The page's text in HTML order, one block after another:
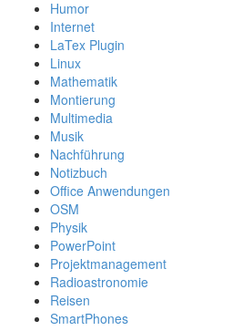
Humor
Internet
LaTex Plugin
Linux
Mathematik
Montierung
Multimedia
Musik
Nachführung
Notizbuch
Office Anwendungen
OSM
Physik
PowerPoint
Projektmanagement
Radioastronomie
Reisen
SmartPhones